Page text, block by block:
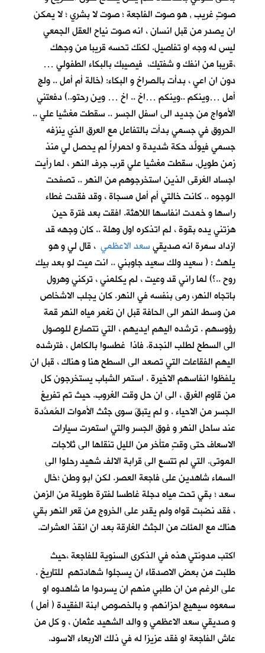
صوتٍ غريب , هو صوت الفاجعة ؛ صوت لا بشري ؛ لا يمكن
ان يصدر من قبل انسان ، انه صوت نياح العقل الجمعي
ليس له وجه او تفاصيل. لكنك تحسه قريبا من وجهك
،قريبا من انفك و شفتيك، فيصيبك بالبكاء الطفولي …
دون ان اعي ، بدأت بالصراخ و البكاء: (خالة أم أمل .. ولج
أمل …وينكم ..وينكم …اخ .. اخ … وين رحتو..) دفعتني
الأمواج من جديد الى اسفل الجسر .. سقطت مغشيا علي ..
الحروق في جسمي بدأت بالتفاعل مع العرق الذي ينزفه
جسمي فيولِّد حكة شديدة و احمراراً لم يحصل لي منذ
زمن طويل. سقطت مغشيا علي قرب جرف النهر ، لما رأيت
اجساد الغرقى الذين استخرجوهم من النهر .. تصفحت
الوجوه .. كانت خالتي أم أمل مسجاة ، وقد فقدت غطاء
راسها و خمدت انفاسها اللاهثة. افقت بعد فترة حين
هزتني يده بقوة ، لم اتذكره اول وهلة .. كان وجهه قد
ازداد سمرة انه صديقيسعد الاعظمي ، قال لي و هو
يلهث : ( سعيد ولك سعيد جاوبني .. انت ميت لو بعد بيك
روح ..؟) لما راني قد وعيت ، لم يكلمني ، تركني وهرول
باتجاه النهر، رمى بنفسه في النهر. كان يجلب الاشخاص
من وسط النهر الى الحافة قبل ان تغمر مياه النهر قمة
رؤوسهم . ترشده اليهم ايديهم ، التي تتصارع للوصول
الى السطح لطلب النجدة. فاذا غطسوا بالكامل ، فترشده
اليهم الفقاعات التي تصعد الى السطح هنا و هناك ، قبل ان
يلفظوا انفاسهم الاخيرة . استمر الشباب يستخرجون كل
من قاوم الغرق ، الى ان حل وقت الغروب. حيث تم تفريغ
الجسر من الاحياء . و لم يتبقَ سوى جثث الأموات المُمدَّدة
عند ساحل النهر و فوق الجسر والتي استمرت سيارات
الاسعاف حتى وقتٍ متأخر من الليل تنقلها الى ثلاجات
الموتى. التي لم تتسع الى قرابة الالف شهيد رحلوا الى
السماء شاهدين على فاجعة العصر. لكن ابو وطن ؛خال
سعد ؛ بقي تحت مياه دجلة غاطسا لفترة طويلة من الزمن
، فقد نضبت قواه ولم يقدر على الخروج من قعر النهر بقي
هناك مع المئات من الجثث الغارقة بعد ان انقذ العشرات.
اكتب مدونتي هذه في الذكرى السنوية للفاجعة ،حيث
طلبت من بعض الاصدقاء ان يسجلوا شهادتهم للتاريخ .
على الرغم من ان طلبي منهم ان يسردوا ما شاهدوه او
سمعوه سيهيج احزانهم. و بالخصوص ابنة الفقيدة ( أمل )
و صديقي سعد الاعظمي و والد الشهيد عثمان ، و كل من
عاش الفاجعة او فقد عزيزا له في ذلك الاربعاء الاسود.